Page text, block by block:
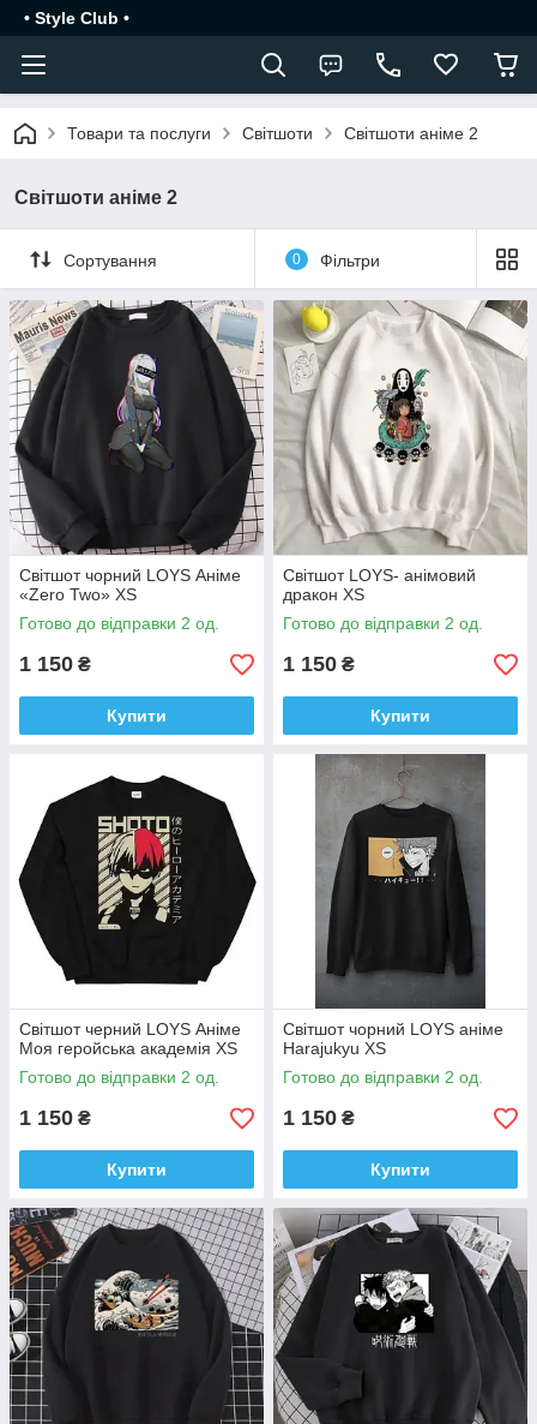
• Style Club •
Товари та послуги Світшоти Світшоти аніме 2
Світшоти аніме 2
Сортування 0 Фільтри
Світшот чорний LOYS Аніме
«Zero Two» XS
Готово до відправки 2 од.
1 150 ₴
Купити
Світшот LOYS- анімовий
дракон XS
Готово до відправки 2 од.
1 150 ₴
Купити
Світшот черний LOYS Аніме
Моя геройська академія XS
Готово до відправки 2 од.
1 150 ₴
Купити
Світшот чорний LOYS аніме
Harajukyu XS
Готово до відправки 2 од.
1 150 ₴
Купити